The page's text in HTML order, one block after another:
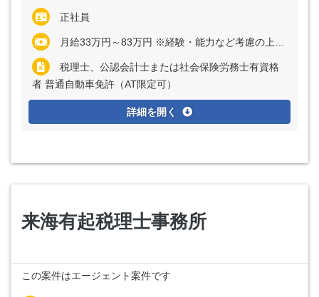
正社員
月給33万円～83万円 ※経験・能力など考慮の上、決定いたします ※残業代は全額支給
税理士、公認会計士または社会保険労務士有資格
者 普通自動車免許（AT限定可）
詳細を開く
来海有起税理士事務所
この案件はエージェント案件です